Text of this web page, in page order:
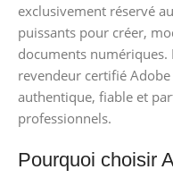
exclusivement réservé
puissants pour créer,
documents numériques.
revendeur certifié
authentique, fiable et
professionnels.
Pourquoi choisir